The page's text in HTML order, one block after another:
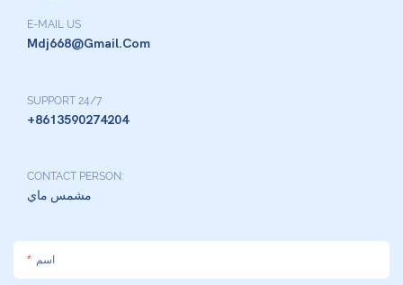
E-MAIL US
Mdj668@gmail.com
SUPPORT 24/7
+8613590274204
CONTACT PERSON:
مشمس ماي
اسم